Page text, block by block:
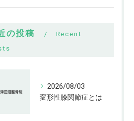
の投稿
Recent
2026/08/03
変形性膝関節症とは